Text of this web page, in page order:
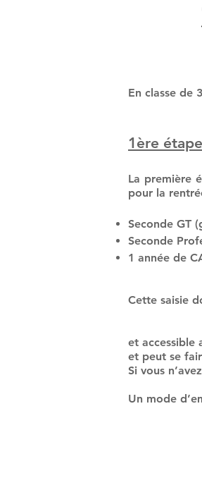
En classe de
1ère
La première
pour la
Seconde GT
Seconde
1 année de
​​Cette saisie
et accessible
et peut se
Si vous
Un mode